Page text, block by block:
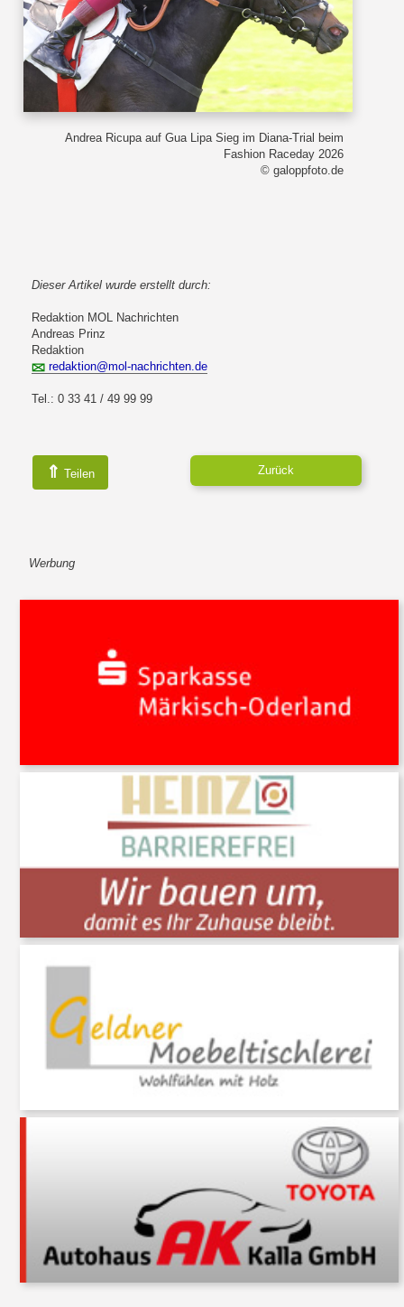
Andrea Ricupa auf Gua Lipa Sieg im Diana-Trial beim
Fashion Raceday 2026
© galoppfoto.de
Dieser Artikel wurde erstellt durch:
Redaktion MOL Nachrichten
Andreas Prinz
Redaktion
redaktion@mol-nachrichten.de
Tel.: 0 33 41 / 49 99 99
⇑ Teilen Zurück
Werbung